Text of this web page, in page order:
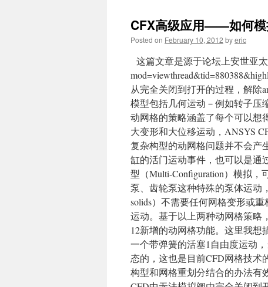
CFX高级应用——如何模
Posted on February 10, 2012 byeric
这篇文章是源于论坛上安世亚太
从完全关闭到打开的过程，解除
模型包括几何运动－例如转子压
动网格的策略涵盖了每个可以想
大变形和大位移运动，ANSYS
复杂构型的动网格问题并不会产
缸的活门运动事件，也可以是通
型（Multi-Configuration）模拟
泵、齿轮泵这种特殊的泵体运动
solids）不需要任何网格变形或
运动。基于以上两种动网格策略
12新增的动网格功能。这里我想
一个带弹簧的活塞1自由度运动
态的，这也是目前CFD网格技术
构型和网格重划分结合的办法